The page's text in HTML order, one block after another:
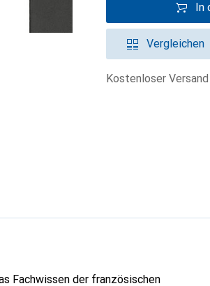
In
Vergleichen
kostenloser Versand
Fachwissen der französischen